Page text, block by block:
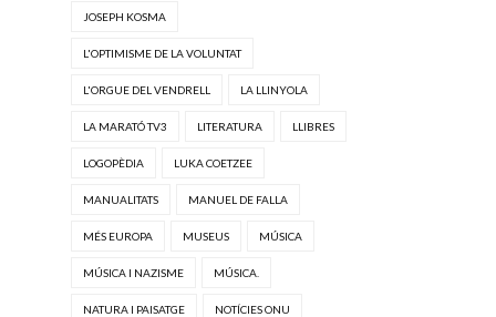
JOSEPH KOSMA
L'OPTIMISME DE LA VOLUNTAT
L'ORGUE DEL VENDRELL LA LLINYOLA
LA MARATÓ TV3 LITERATURA LLIBRES
LOGOPÈDIA LUKA COETZEE
MANUALITATS MANUEL DE FALLA
MÉS EUROPA MUSEUS MÚSICA
MÚSICA I NAZISME MÚSICA.
NATURA I PAISATGE NOTÍCIES ONU